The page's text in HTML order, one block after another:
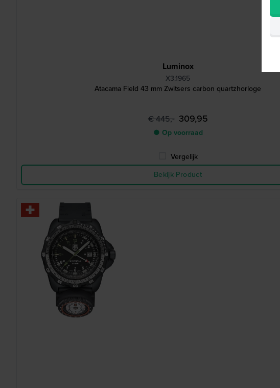
Luminox
X3.1965
Atacama Field 43 mm Zwitsers carbon quartzhorloge
€ 445,- 309,95
● Op voorraad
Vergelijk
Bekijk Product